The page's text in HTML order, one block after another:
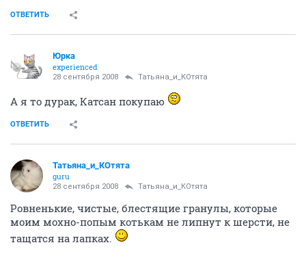
ОТВЕТИТЬ
Юрка
experienced
28 сентября 2008 Татьяна_и_КОтята
А я то дурак, Катсан покупаю
ОТВЕТИТЬ
Татьяна_и_КОтята
guru
28 сентября 2008 Татьяна_и_КОтята
Ровненькие, чистые, блестящие гранулы, которые
моим мохно-попым котькам не липнут к шерсти, не
тащатся на лапках.